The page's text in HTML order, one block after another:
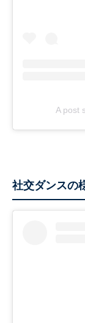
A post
社交ダンスの